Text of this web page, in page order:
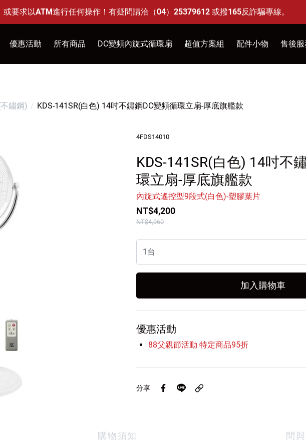
要求以ATM進行任何操作！有疑問請洽（04）25379612 或撥165反詐騙專線。
優惠活動 所有商品 DC變頻內旋式循環扇
12吋DC-開關型
14吋DC-遙控型
18吋DC-開關型
18吋DC-遙控型
壁吊吸頂-遙控型
超值方案組 配件小物
KZ系列專用｜AC 馬達
固定＆防護配件
售後服
鏽鋼) KDS-141SR(白色) 14吋不鏽鋼DC變頻循環立扇-厚底旗艦款
4FDS14010
KDS-141SR(白色) 14吋不
環立扇-厚底旗艦款
內旋式遙控型9段式(白色)-塑膠葉片
NT$4,200
NT$4,960
加入購物車
優惠活動
88父親節活動 特定商品95折
分享
購物須知 問